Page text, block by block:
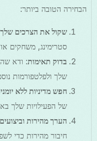
הבחירה הטובה ביותר:
שקול את הצרכים שלך
סטרימינג, משחקים
בדוק תאימות
שלך ולפלטפורמות
חפש מדיניות ללא
של הפעילויות שלך
הערך מהירות וביצועים
חיבור מהירות כדי